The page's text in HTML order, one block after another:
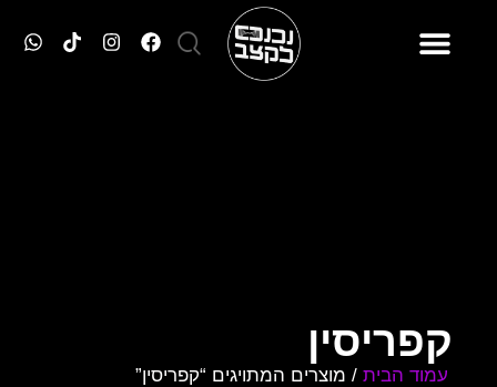
קפריסין
עמוד הבית / מוצרים המתויגים “קפריסין”